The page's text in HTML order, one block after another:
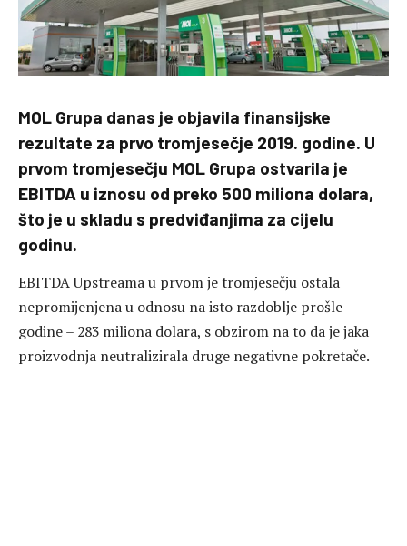
MOL Grupa danas je objavila finansijske
rezultate za prvo tromjesečje 2019. godine. U
prvom tromjesečju MOL Grupa ostvarila je
EBITDA u iznosu od preko 500 miliona dolara,
što je u skladu s predviđanjima za cijelu
godinu.
EBITDA Upstreama u prvom je tromjesečju ostala
nepromijenjena u odnosu na isto razdoblje prošle
godine – 283 miliona dolara, s obzirom na to da je jaka
proizvodnja neutralizirala druge negativne pokretače.